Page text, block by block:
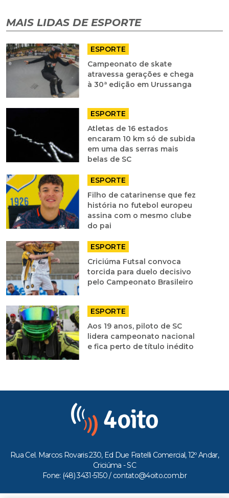
MAIS LIDAS DE ESPORTE
ESPORTE
Campeonato de skate
atravessa gerações e chega
à 30ª edição em Urussanga
ESPORTE
Atletas de 16 estados
encaram 10 km só de subida
em uma das serras mais
belas de SC
ESPORTE
Filho de catarinense que fez
história no futebol europeu
assina com o mesmo clube
do pai
ESPORTE
Criciúma Futsal convoca
torcida para duelo decisivo
pelo Campeonato Brasileiro
ESPORTE
Aos 19 anos, piloto de SC
lidera campeonato nacional
e fica perto de título inédito
Rua Cel. Marcos Rovaris 230, Ed Due Fratelli Comercial, 12º Andar,
Criciúma - SC
Fone: (48) 3431-5150 / contato@4oito.com.br